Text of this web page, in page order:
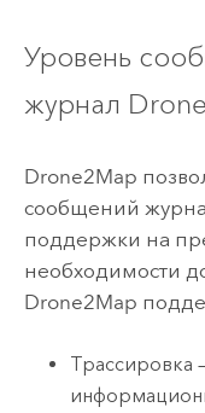
Уровень
журнал
Drone2Map
сообщений
поддержки на
необходимости
Drone2Map
Трассировка